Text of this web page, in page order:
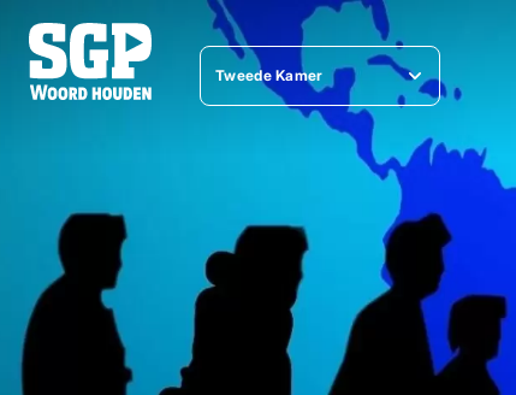
Tweede Kamer